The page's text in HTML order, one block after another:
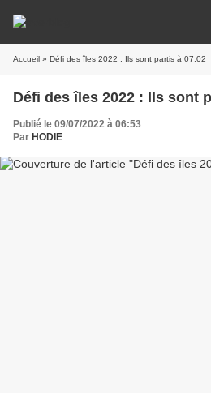
Accueil » Défi des îles 2022 : Ils sont partis à 07:02
Défi des îles 2022 : Ils sont
Publié le 09/07/2022 à 06:53
Par HODIE